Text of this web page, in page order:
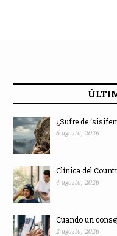
¿Sufre de
6 agosto, 2026
Clínica del
4 agosto, 2026
Cuando un
2 agosto, 2026